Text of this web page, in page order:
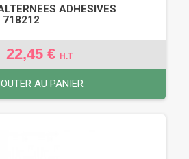
ADHESIVES
718212
22,45 € H.T
AU PANIER